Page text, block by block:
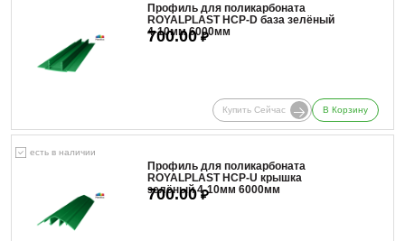
Профиль для поликарбоната
ROYALPLAST HCP-D база зелёный
4-10мм 6000мм
700.00₽
Купить Сейчас В Корзину
есть в наличии
Профиль для поликарбоната
ROYALPLAST HCP-U крышка
зелёный 4-10мм 6000мм
700.00₽